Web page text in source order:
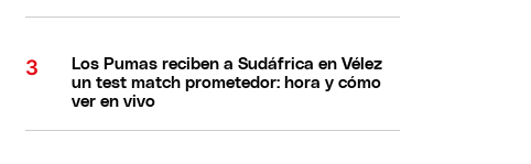
Los Pumas reciben a Sudáfrica en Vélez
un test match prometedor: hora y cómo
ver en vivo